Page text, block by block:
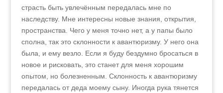
страсть быть увлечённым передалась мне по
наследству. Мне интересны новые знания, открытия,
пространства. Чего у меня точно нет, а у папы было
сполна, так это склонности к авантюризму. У него она
была, и ему везло. Если я буду бездумно бросаться в
новое и рисковать, это станет для меня хорошим
опытом, но болезненным. Склонность к авантюризму
передалась от деда моему сыну. Иногда рука тянется